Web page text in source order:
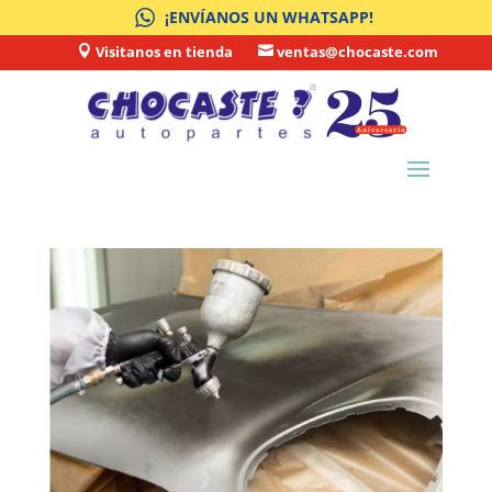
¡ENVÍANOS UN WHATSAPP!
 Visitanos en tienda  ventas@chocaste.com